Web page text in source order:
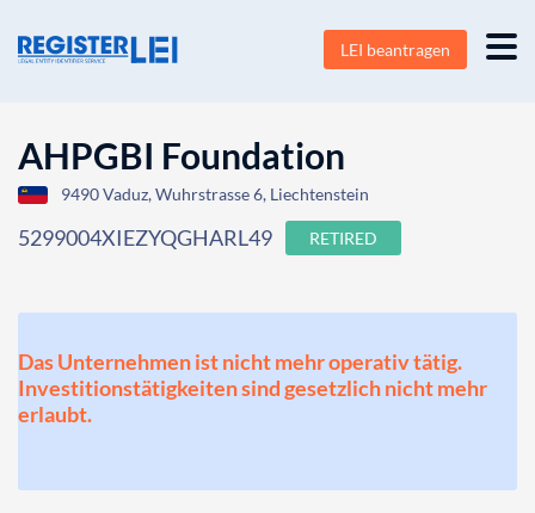
LEI beantragen
AHPGBI Foundation
9490 Vaduz, Wuhrstrasse 6, Liechtenstein
5299004XIEZYQGHARL49 RETIRED
Das Unternehmen ist nicht mehr operativ tätig.
Investitionstätigkeiten sind gesetzlich nicht mehr
erlaubt.